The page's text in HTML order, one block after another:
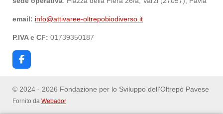
email: info@attivaree-oltrepobiodiverso.it
P.IVA e CF: 01739350187
F
a
e
o
© 2024 - 2026 Fondazione per lo Sviluppo dell'Oltrepò Pavese
Fornito da Webador